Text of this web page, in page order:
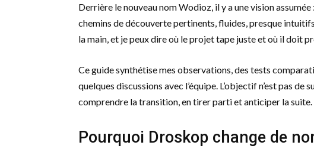
Derrière le nouveau nom Wodioz, il y a une vision
chemins de découverte pertinents, fluides, presque
la main, et je peux dire où le projet tape juste et où il doit
Ce guide synthétise mes observations, des tests
quelques discussions avec l’équipe. L’objectif n’est pas
comprendre la transition, en tirer parti et anticiper la suite.
Pourquoi Droskop change de